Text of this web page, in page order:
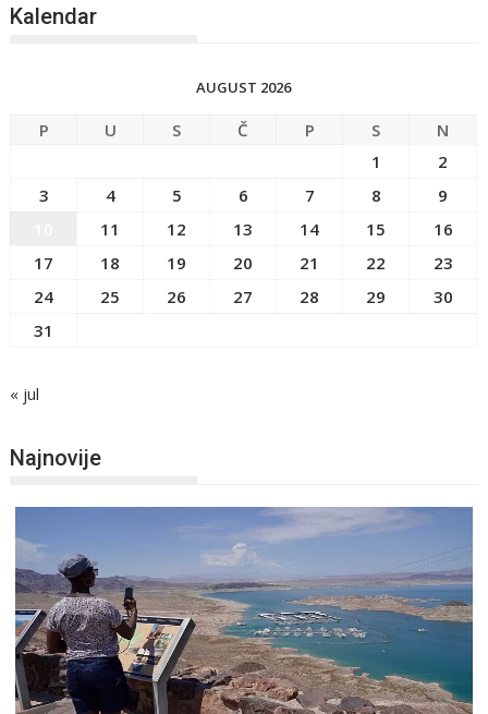
Kalendar
AUGUST 2026
P U S Č P S
N
1
2
3
4 5 6 7 8
9
11 12 13 14 15
16
17
18 19 20 21 22
23
24
25 26 27 28 29
30
31
« jul
Najnovije